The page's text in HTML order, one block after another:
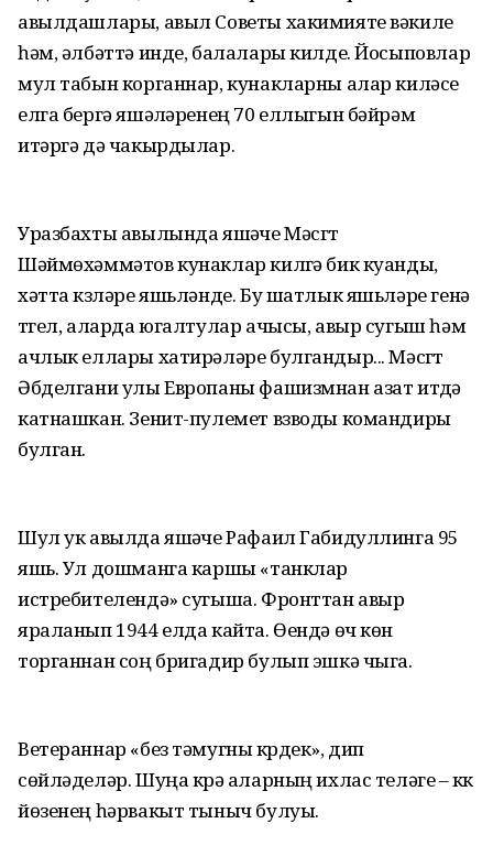
авылдашлары, авыл Советы хакимияте вәкиле
һәм, әлбәттә инде, балалары килде. Йосыповлар
мул табын корганнар, кунакларны алар киләсе
елга бергә яшәүләренең 70 еллыгын бәйрәм
итәргә дә чакырдылар.
Уразбахты авылында яшәүче Мәсгүт
Шәймөхәммәтов кунаклар килүгә бик куанды,
хәтта күзләре яшьләнде. Бу шатлык яшьләре генә
түгел, аларда югалтулар ачысы, авыр сугыш һәм
ачлык еллары хатирәләре булгандыр... Мәсгүт
Әбделгани улы Европаны фашизмнан азат итүдә
катнашкан. Зенит-пулемет взводы командиры
булган.
Шул ук авылда яшәүче Рафаил Габидуллинга 95
яшь. Ул дошманга каршы «танклар
истребителендә» сугыша. Фронттан авыр
яраланып 1944 елда кайта. Өендә өч көн
торганнан соң бригадир булып эшкә чыга.
Ветераннар «без тәмугны күрдек», дип
сөйләделәр. Шуңа күрә аларның ихлас теләге – күк
йөзенең һәрвакыт тыныч булуы.